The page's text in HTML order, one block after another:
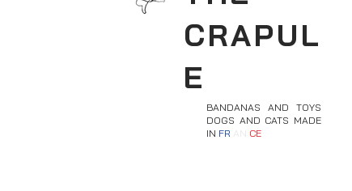
CRAPUL
E
BANDANAS AND TOYS
DOGS AND CATS MADE
IN FR CE